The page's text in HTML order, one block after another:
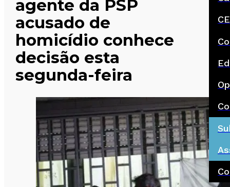
agente da PSP
acusado de
homicídio conhece
decisão esta
segunda-feira